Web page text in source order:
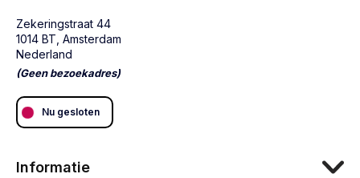
Zekeringstraat 44
1014 BT, Amsterdam
Nederland
(Geen bezoekadres)
Nu gesloten
Informatie